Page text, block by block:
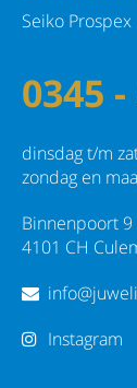
Seiko Prospex
0345
dinsdag t/m
zondag en
Binnenpoort 9
4101 CH
Instagram